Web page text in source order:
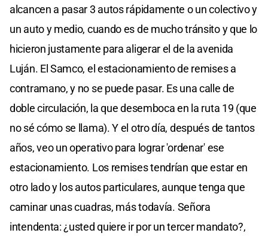
alcancen a pasar 3 autos rápidamente o un colectivo y
un auto y medio, cuando es de mucho tránsito y que lo
hicieron justamente para aligerar el de la avenida
Luján. El Samco, el estacionamiento de remises a
contramano, y no se puede pasar. Es una calle de
doble circulación, la que desemboca en la ruta 19 (que
no sé cómo se llama). Y el otro día, después de tantos
años, veo un operativo para lograr 'ordenar' ese
estacionamiento. Los remises tendrían que estar en
otro lado y los autos particulares, aunque tenga que
caminar unas cuadras, más todavía. Señora
intendenta: ¿usted quiere ir por un tercer mandato?,